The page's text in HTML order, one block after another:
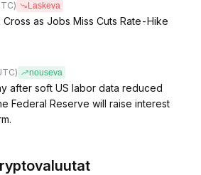
Laskeva
Cross as Jobs Miss Cuts Rate-Hike
nouseva
after soft US labor data reduced
Federal Reserve will raise interest